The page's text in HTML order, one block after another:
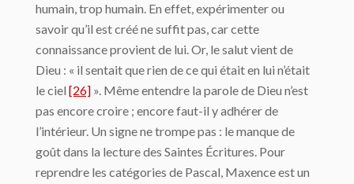
humain, trop humain. En effet, expérimenter ou
savoir qu’il est créé ne suffit pas, car cette
connaissance provient de lui. Or, le salut vient de
Dieu : « il sentait que rien de ce qui était en lui n’était
le ciel [26] ». Même entendre la parole de Dieu n’est
pas encore croire ; encore faut-il y adhérer de
l’intérieur. Un signe ne trompe pas : le manque de
goût dans la lecture des Saintes Écritures. Pour
reprendre les catégories de Pascal, Maxence est un